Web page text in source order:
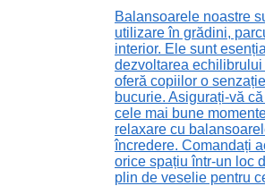
Balansoarele noastre
utilizare în grădini,
interior. Ele sunt
dezvoltarea
oferă copiilor o
bucurie. Asigurați-vă
cele mai bune
relaxare cu
încredere. Comandați
orice spațiu într-un loc
plin de veselie pentru